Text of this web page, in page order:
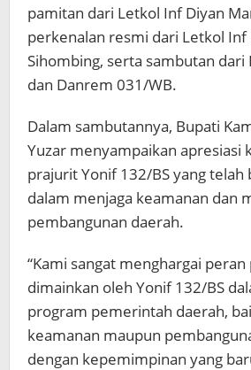
pamitan dari Letkol Inf Diyan
perkenalan resmi dari Letkol Inf
Sihombing, serta sambutan dari
dan Danrem 031/WB.
Dalam sambutannya, Bupati
Yuzar menyampaikan apresiasi
prajurit Yonif 132/BS yang
dalam menjaga keamanan dan
pembangunan daerah.
“Kami sangat menghargai
dimainkan oleh Yonif 132/BS
program pemerintah daerah,
keamanan maupun
dengan kepemimpinan yang